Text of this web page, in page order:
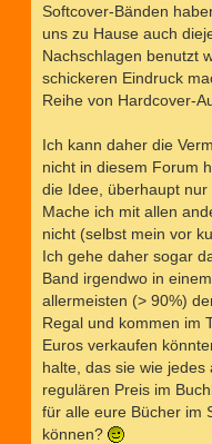
Softcover-Bänden
uns zu Hause auch
Nachschlagen benutzt
schickeren Eindruck
Reihe von Hardcover-
Ich kann daher die
nicht in diesem Forum
die Idee, überhaupt
Mache ich mit allen
nicht (selbst mein vor
Ich gehe daher sogar
Band irgendwo in
allermeisten (> 90%)
Regal und kommen im
Euros verkaufen
halte, das sie wie
regulären Preis im
für alle eure Bücher im
können?